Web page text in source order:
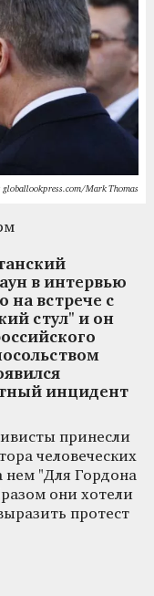
Mark Thomas
в интервью
на встрече с
стул" и он
инцидент
принесли
человеческих
нем "Для Гордона
они хотели
протест